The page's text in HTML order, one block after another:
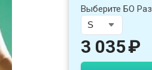
Выберите БО
3 035₽